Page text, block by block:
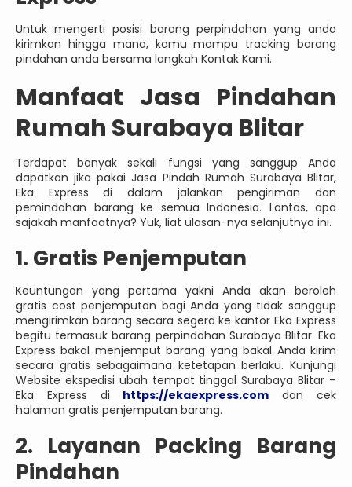
Untuk mengerti posisi barang perpindahan yang anda
kirimkan hingga mana, kamu mampu tracking barang
pindahan anda bersama langkah Kontak Kami.
Manfaat Jasa Pindahan
Rumah Surabaya Blitar
Terdapat banyak sekali fungsi yang sanggup Anda
dapatkan jika pakai Jasa Pindah Rumah Surabaya Blitar,
Eka Express di dalam jalankan pengiriman dan
pemindahan barang ke semua Indonesia. Lantas, apa
sajakah manfaatnya? Yuk, liat ulasan-nya selanjutnya ini.
1. Gratis Penjemputan
Keuntungan yang pertama yakni Anda akan beroleh
gratis cost penjemputan bagi Anda yang tidak sanggup
mengirimkan barang secara segera ke kantor Eka Express
begitu termasuk barang perpindahan Surabaya Blitar. Eka
Express bakal menjemput barang yang bakal Anda kirim
secara gratis sebagaimana ketetapan berlaku. Kunjungi
Website ekspedisi ubah tempat tinggal Surabaya Blitar –
Eka Express di https://ekaexpress.com dan cek
halaman gratis penjemputan barang.
2. Layanan Packing Barang
Pindahan